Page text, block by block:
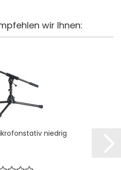
wir Ihnen:
niedrig